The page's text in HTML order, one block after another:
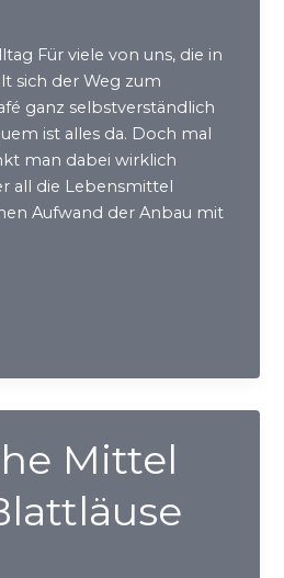
Für viele von uns, die in
sich der Weg zum
ganz selbstverständlich
ist alles da. Doch mal
man dabei wirklich
all die Lebensmittel
Aufwand der Anbau mit
Mittel